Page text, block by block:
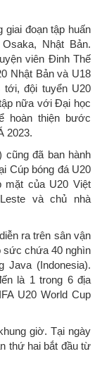
giai đoạn tập huấn
Nhật Bản.
viên Đinh Thế
Nhật Bản và U18
tới, đội tuyển U20
nữa với Đại học
hoàn thiện bước
2023.
cũng đã ban hành
Cúp bóng đá U20
mặt của U20 Việt
và chủ nhà
ra trên sân vận
sức chứa 40 nghìn
Java (Indonesia).
là 1 trong 6 địa
U20 World Cup
giờ. Tại ngày
thứ hai bắt đầu từ